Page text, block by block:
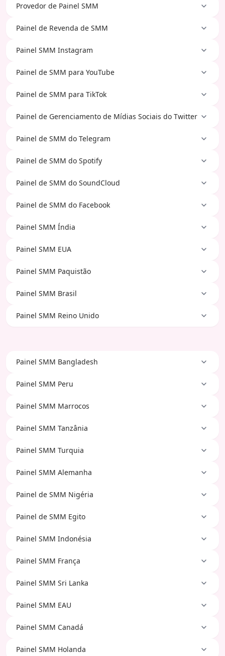
Provedor de Painel SMM
Painel de Revenda de SMM
Painel SMM Instagram
Painel de SMM para YouTube
Painel de SMM para TikTok
Painel de Gerenciamento de Mídias Sociais do Twitter
Painel de SMM do Telegram
Painel de SMM do Spotify
Painel de SMM do SoundCloud
Painel de SMM do Facebook
Painel SMM Índia
Painel SMM EUA
Painel SMM Paquistão
Painel SMM Brasil
Painel SMM Reino Unido
Painel SMM Bangladesh
Painel SMM Peru
Painel SMM Marrocos
Painel SMM Tanzânia
Painel SMM Turquia
Painel SMM Alemanha
Painel de SMM Nigéria
Painel de SMM Egito
Painel SMM Indonésia
Painel SMM França
Painel SMM Sri Lanka
Painel SMM EAU
Painel SMM Canadá
Painel SMM Holanda